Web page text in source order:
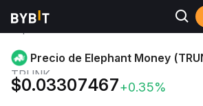
Precios de
Precio de
Precio de Elephant Money
TRUNK
$0.03307467+0.35%